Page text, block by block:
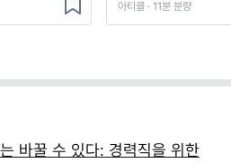
아티클 · 11분 분량
바꿀 수 있다: 경력직을 위한